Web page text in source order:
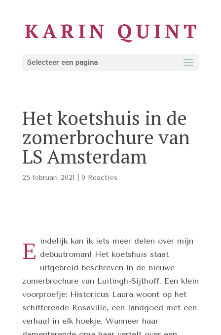
Selecteer een pagina
Het koetshuis in de
zomerbrochure van
LS Amsterdam
25 februari 2021 0 Reacties
E indelijk kan ik iets meer delen over mijn
debuutroman! Het koetshuis staat
uitgebreid beschreven in de nieuwe
zomerbrochure van Luitingh-Sijthoff. Een klein
voorproefje: Historicus Laura woont op het
schitterende Rosaville, een landgoed met een
verhaal in elk hoekje. Wanneer haar